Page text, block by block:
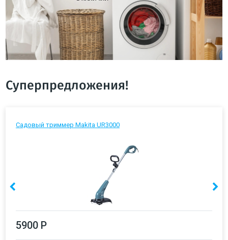
Суперпредложения!
Садовый триммер Makita UR3000
5900 Р